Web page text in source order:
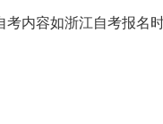
考内容如浙江自考报名